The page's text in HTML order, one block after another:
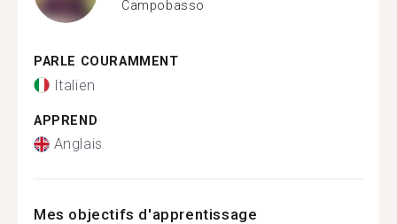
Campobasso
PARLE COURAMMENT
Italien
APPREND
Anglais
Mes objectifs d'apprentissage